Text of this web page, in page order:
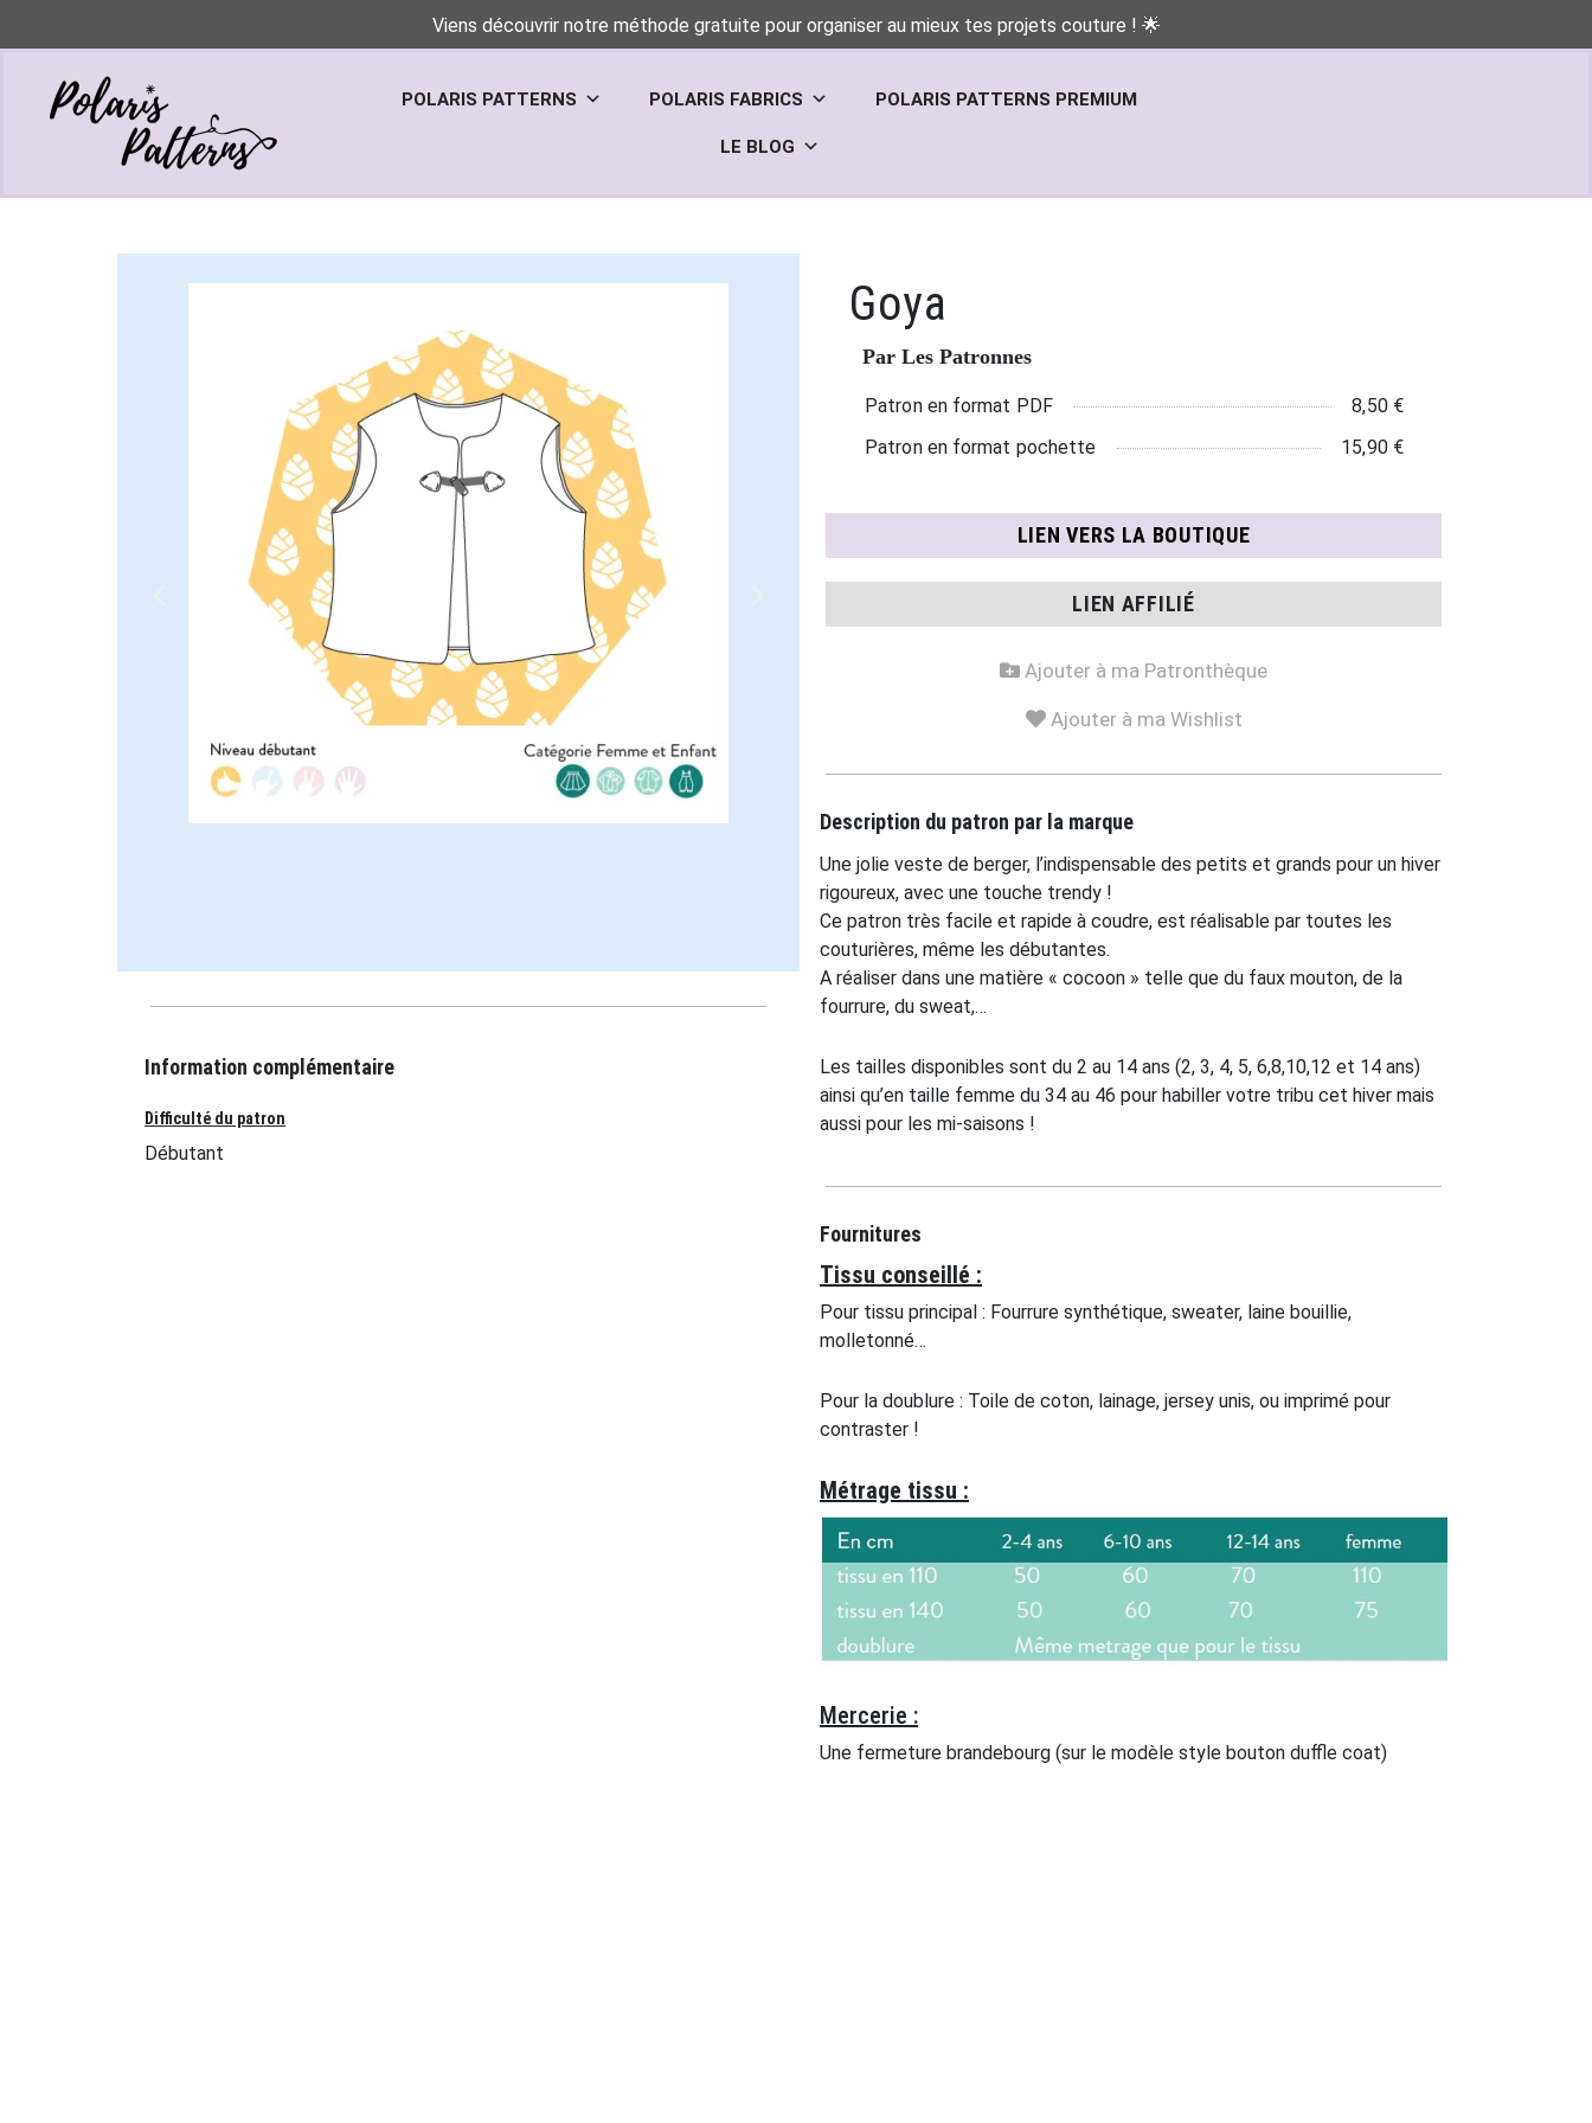
Viens découvrir notre méthode gratuite pour organiser au mieux tes projets couture ! 🌟
POLARIS PATTERNS POLARIS FABRICS POLARIS PATTERNS PREMIUM
LE BLOG
Information complémentaire
Difficulté du patron
Débutant
Goya
Par Les Patronnes
Patron en format PDF
8,50 €
Patron en format pochette
15,90 €
LIEN VERS LA BOUTIQUE
LIEN AFFILIÉ
Ajouter à ma Patronthèque
Ajouter à ma Wishlist
Description du patron par la marque
Une jolie veste de berger, l’indispensable des petits et grands pour un hiver
rigoureux, avec une touche trendy !
Ce patron très facile et rapide à coudre, est réalisable par toutes les
couturières, même les débutantes.
A réaliser dans une matière « cocoon » telle que du faux mouton, de la
fourrure, du sweat,…
Les tailles disponibles sont du 2 au 14 ans (2, 3, 4, 5, 6,8,10,12 et 14 ans)
ainsi qu’en taille femme du 34 au 46 pour habiller votre tribu cet hiver mais
aussi pour les mi-saisons !
Fournitures
Tissu conseillé :
Pour tissu principal : Fourrure synthétique, sweater, laine bouillie,
molletonné…
Pour la doublure : Toile de coton, lainage, jersey unis, ou imprimé pour
contraster !
Métrage tissu :
Mercerie :
Une fermeture brandebourg (sur le modèle style bouton duffle coat)